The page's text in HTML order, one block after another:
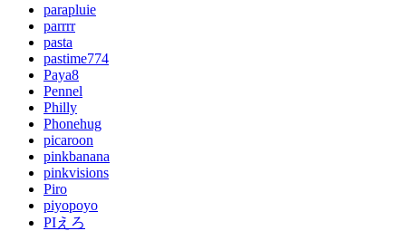
parapluie
parrrr
pasta
pastime774
Paya8
Pennel
Philly
Phonehug
picaroon
pinkbanana
pinkvisions
Piro
piyopoyo
PIえろ